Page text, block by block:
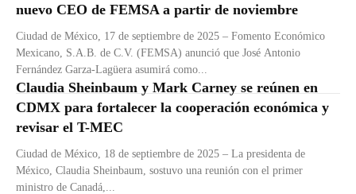
nuevo CEO de FEMSA a partir de noviembre
Ciudad de México, 17 de septiembre de 2025 – Fomento Económico
Mexicano, S.A.B. de C.V. (FEMSA) anunció que José Antonio
Fernández Garza-Lagüera asumirá como...
Claudia Sheinbaum y Mark Carney se reúnen en
CDMX para fortalecer la cooperación económica y
revisar el T-MEC
Ciudad de México, 18 de septiembre de 2025 – La presidenta de
México, Claudia Sheinbaum, sostuvo una reunión con el primer
ministro de Canadá,...